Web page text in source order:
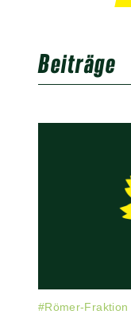
Beiträge
#Römer-Fraktion